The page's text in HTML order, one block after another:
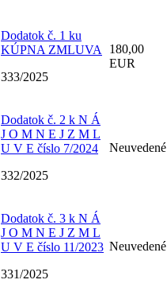
Dodatok č. 1 ku
KÚPNA ZMLUVA
333/2025
180,00
EUR
Dodatok č. 2 k N Á
J O M N E J Z M L
U V E číslo 7/2024
332/2025
Neuvedené
Dodatok č. 3 k N Á
J O M N E J Z M L
U V E číslo 11/2023
331/2025
Neuvedené